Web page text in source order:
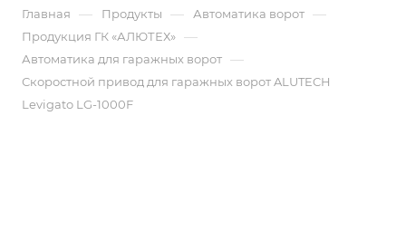
Главная — Продукты — Автоматика ворот —
Продукция ГК «АЛЮТЕХ» —
Автоматика для гаражных ворот —
Скоростной привод для гаражных ворот ALUTECH
Levigato LG-1000F